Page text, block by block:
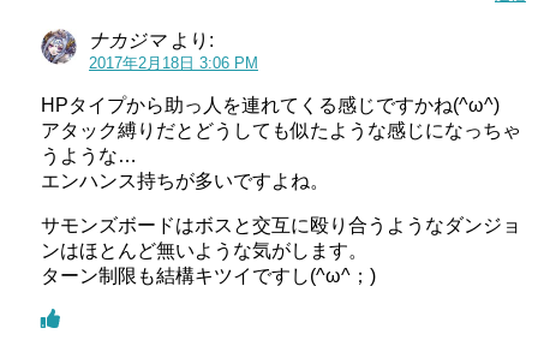
ナカジマ より:
2017年2月18日 3:06 PM
HPタイプから助っ人を連れてくる感じですかね(^ω^)
アタック縛りだとどうしても似たような感じになっちゃ
うような…
エンハンス持ちが多いですよね。
サモンズボードはボスと交互に殴り合うようなダンジョ
ンはほとんど無いような気がします。
ターン制限も結構キツイですし(^ω^；)